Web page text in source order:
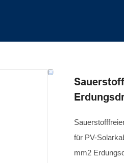
für PV-
mm2